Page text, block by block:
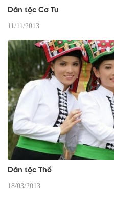
Dân tộc Cơ Tu
11/11/2013
Dân tộc Thổ
18/03/2013